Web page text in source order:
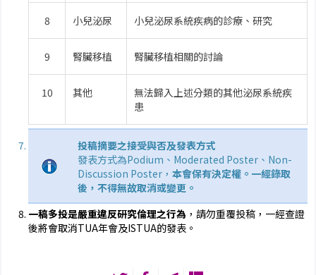
8 小兒泌尿 小兒泌尿系統疾病的診療、研究
9 腎臟移植 腎臟移植相關的討論
10 其他
無法歸入上述分類的其他泌尿系統疾
患
投稿摘要之接受與否及發表方式
發表方式為Podium、Moderated Poster、Non-
Discussion Poster， 本會保有決定權。 一經錄取
後，不得無故取消或變更。
一稿多投是嚴重違反研究倫理之行為 ，請勿重覆投稿，一經查證
後將會取消TUA年會及ISTUA的發表。